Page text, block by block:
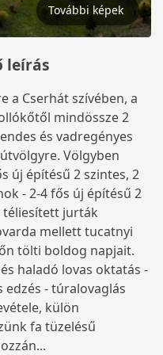
További képek
leírás
a Cserhát szívében, a
mindössze 2
és vadregényes
Völgyben
új építésű 2 szintes, 2
- 2-4 fős új építésű 2
téliesített jurták
mellett tucatnyi
tölti boldog napjait.
haladó lovas oktatás -
- túralovaglás
külön
fa tüzelésű